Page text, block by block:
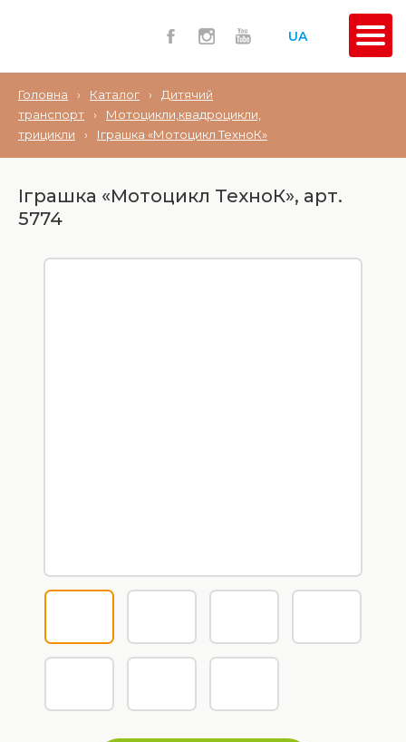
UA
Головна › Каталог ›
Дитячий
транспорт
›
Мотоцикли,квадроцикли,
трицикли
› Іграшка «Мотоцикл ТехноК»
Іграшка «Мотоцикл ТехноК», арт.
5774